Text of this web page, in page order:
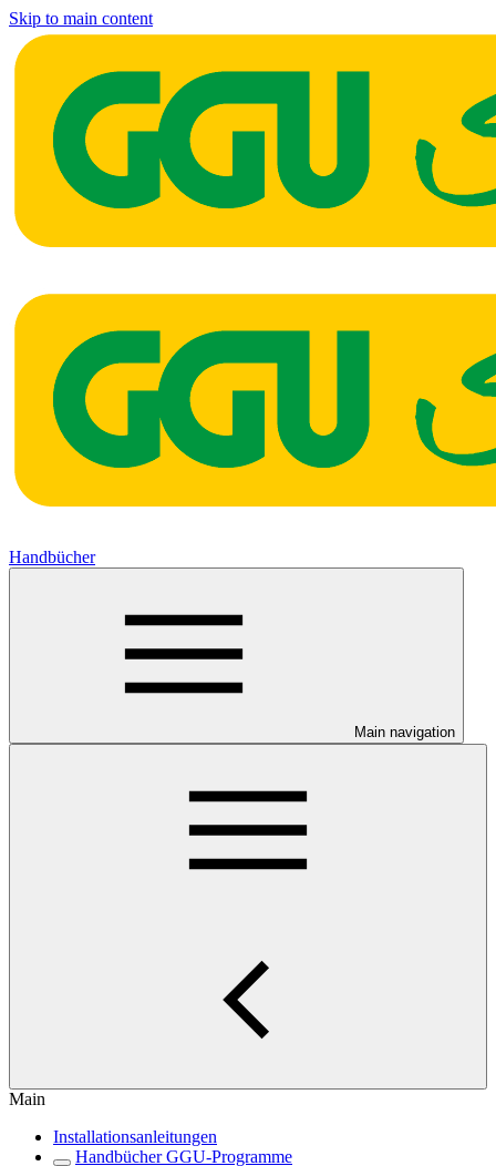
Skip to main content
Handbücher
Main navigation
Main
Installationsanleitungen
Handbücher GGU-Programme